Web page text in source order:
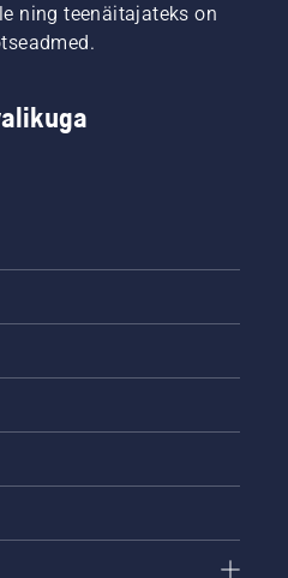
ning teenäitajateks on